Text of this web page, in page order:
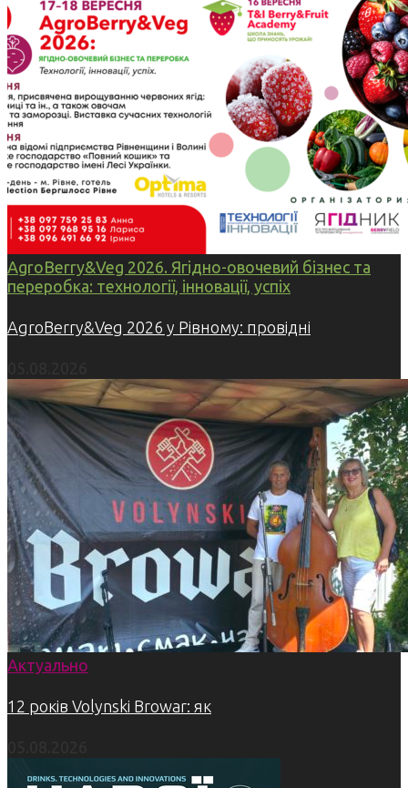
AgroBerry&Veg 2026. Ягідно-овочевий бізнес та
переробка: технології, інновації, успіх
AgroBerry&Veg 2026 у Рівному: провідні
Актуально
12 років Volynski Browar: як